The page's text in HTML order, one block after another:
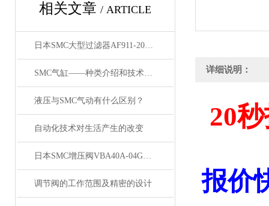
相关文章 / ARTICLE
日本SMC大型过滤器AF911-20和AF60-10的区别
SMC气缸——种类介绍和技术资料
液压与SMC气动有什么区别？
自动化技术对生活产生的改变
日本SMC增压阀VBA40A-04GN和VBA42A-04GN 及VBA43A-04GN
调节阀的工作范围及精密的设计
详细说明：
20
报价